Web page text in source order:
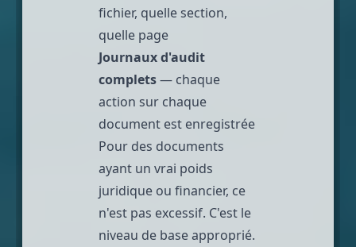
fichier, quelle section,
quelle page
Journaux d'audit
complets— chaque
action sur chaque
document est enregistrée
Pour des documents
ayant un vrai poids
juridique ou financier, ce
n'est pas excessif. C'est le
niveau de base approprié.